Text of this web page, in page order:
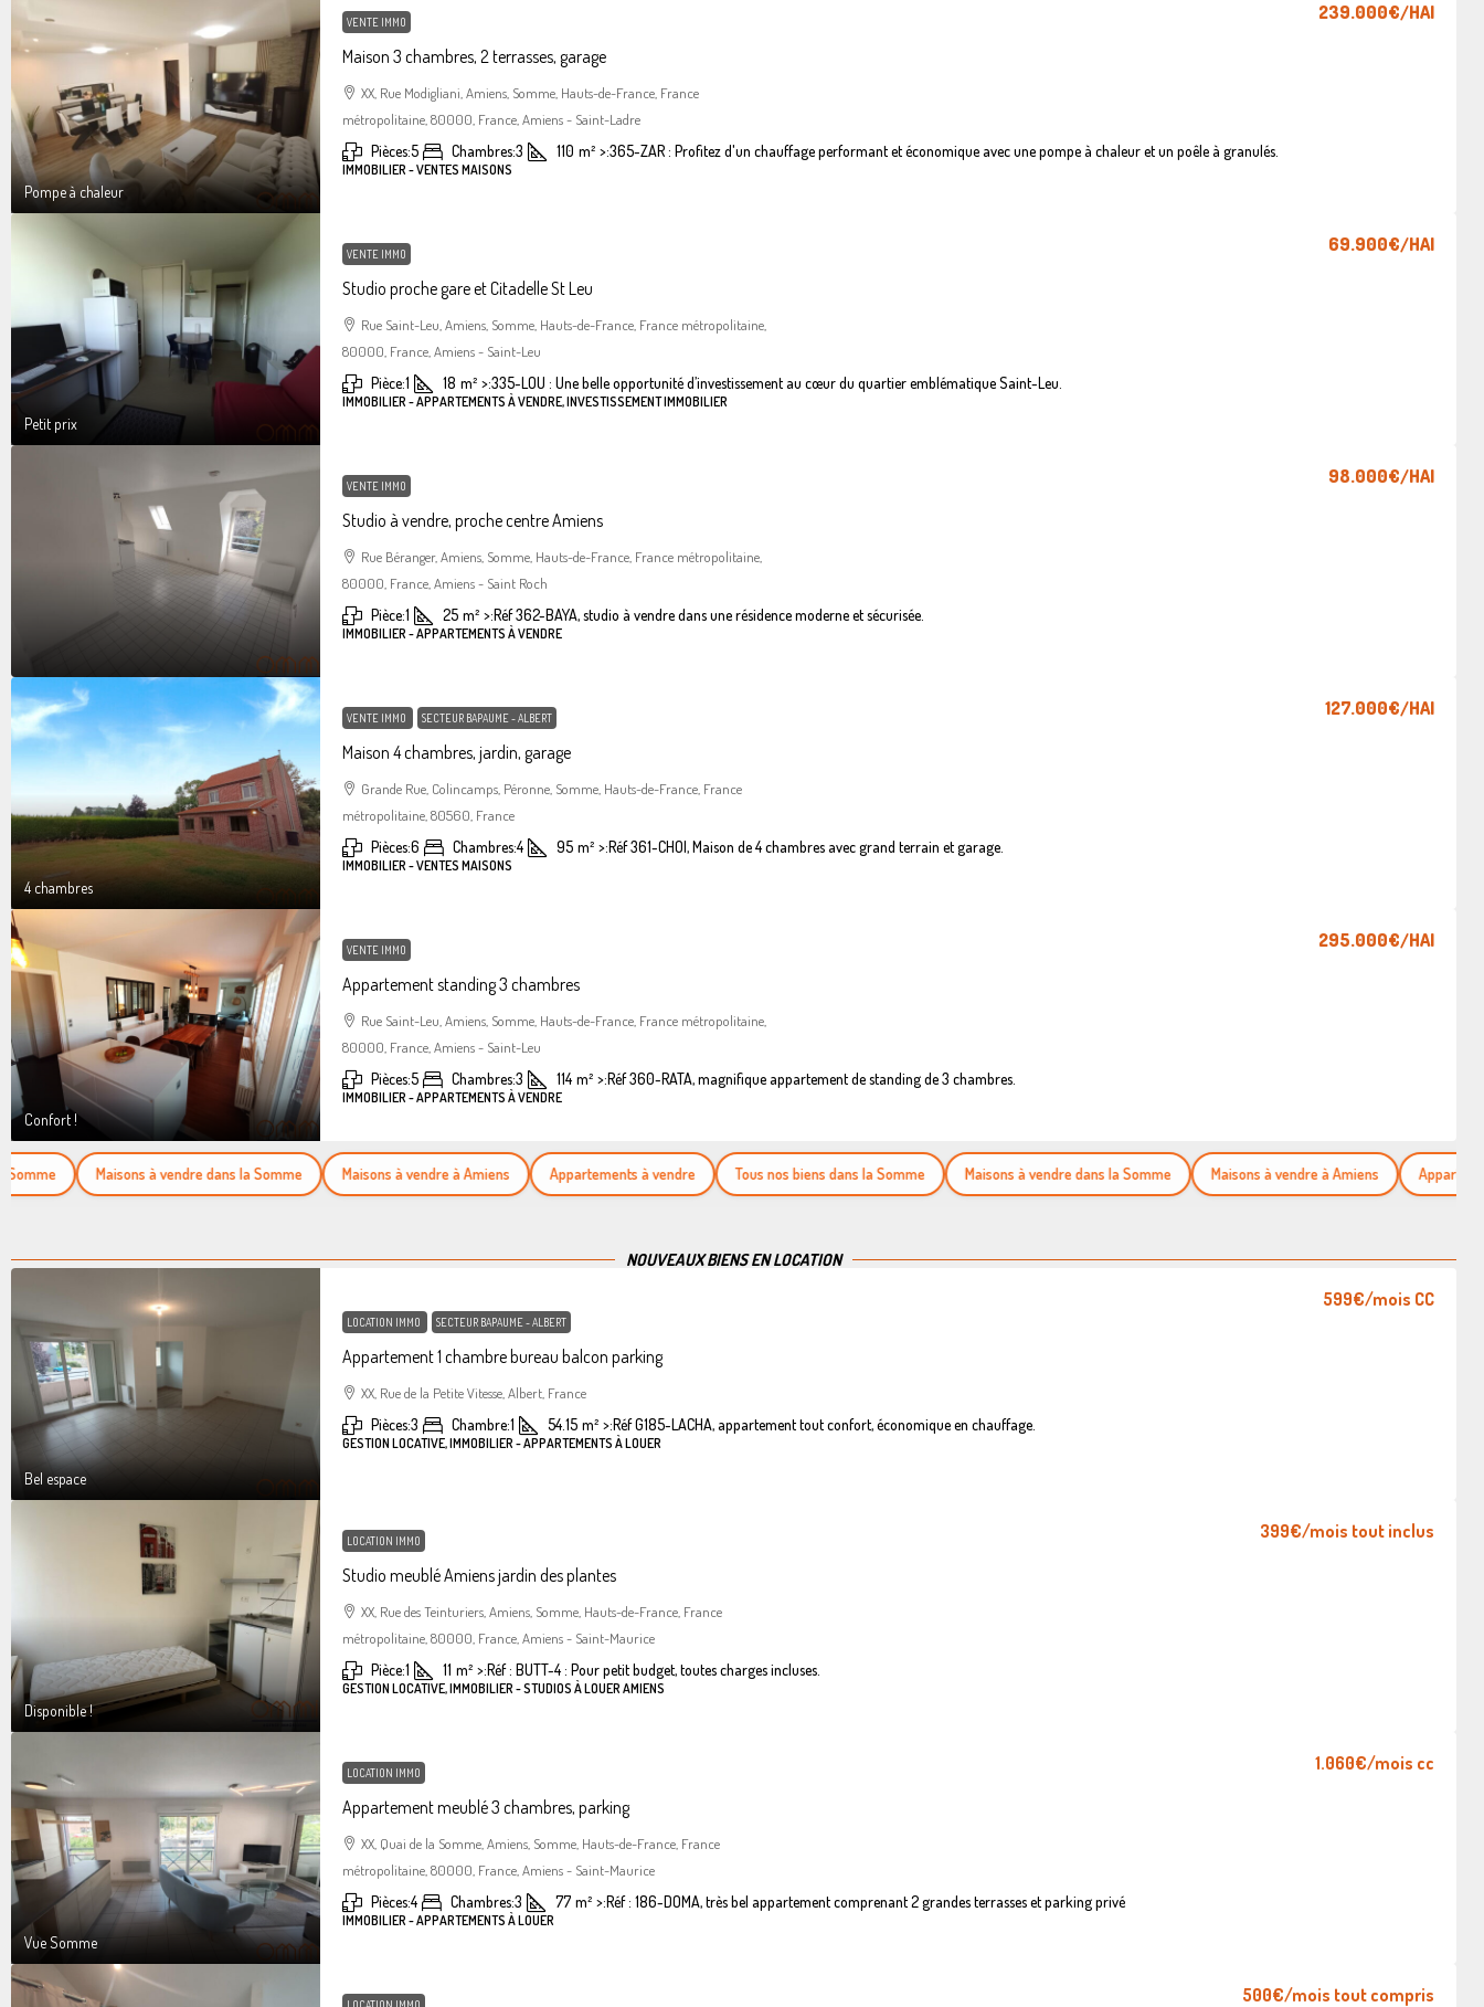
Pompe à chaleur
VENTE IMMO
Maison 3 chambres, 2 terrasses, garage
239.000€/HAI
XX, Rue Modigliani, Amiens, Somme, Hauts-de-France, France
métropolitaine, 80000, France, Amiens - Saint-Ladre
Pièces:5 Chambres:3 110 m² >:365-ZAR : Profitez d'un chauffage performant et économique avec une pompe à chaleur et un poêle à granulés.
IMMOBILIER - VENTES MAISONS
Petit prix
VENTE IMMO
Studio proche gare et Citadelle St Leu
69.900€/HAI
Rue Saint-Leu, Amiens, Somme, Hauts-de-France, France métropolitaine,
80000, France, Amiens - Saint-Leu
Pièce:1 18 m² >:335-LOU : Une belle opportunité d’investissement au cœur du quartier emblématique Saint-Leu.
IMMOBILIER - APPARTEMENTS À VENDRE, INVESTISSEMENT IMMOBILIER
VENTE IMMO
Studio à vendre, proche centre Amiens
98.000€/HAI
Rue Béranger, Amiens, Somme, Hauts-de-France, France métropolitaine,
80000, France, Amiens - Saint Roch
Pièce:1 25 m² >:Réf 362-BAYA, studio à vendre dans une résidence moderne et sécurisée.
IMMOBILIER - APPARTEMENTS À VENDRE
4 chambres
VENTE IMMO SECTEUR BAPAUME - ALBERT
Maison 4 chambres, jardin, garage
127.000€/HAI
Grande Rue, Colincamps, Péronne, Somme, Hauts-de-France, France
métropolitaine, 80560, France
Pièces:6 Chambres:4 95 m² >:Réf 361-CHOI, Maison de 4 chambres avec grand terrain et garage.
IMMOBILIER - VENTES MAISONS
Confort !
VENTE IMMO
Appartement standing 3 chambres
295.000€/HAI
Rue Saint-Leu, Amiens, Somme, Hauts-de-France, France métropolitaine,
80000, France, Amiens - Saint-Leu
Pièces:5 Chambres:3 114 m² >:Réf 360-RATA, magnifique appartement de standing de 3 chambres.
IMMOBILIER - APPARTEMENTS À VENDRE
Maisons à vendre dans la Somme Maisons à vendre à Amiens Appartements à vendre Tous nos biens dans la Somme Maisons à vendre dans la Somme Maisons à vendre à Amiens Appartements
NOUVEAUX BIENS EN LOCATION
Bel espace
LOCATION IMMO SECTEUR BAPAUME - ALBERT
Appartement 1 chambre bureau balcon parking
599€/mois CC
XX, Rue de la Petite Vitesse, Albert, France
Pièces:3 Chambre:1 54.15 m² >:Réf G185-LACHA, appartement tout confort, économique en chauffage.
GESTION LOCATIVE, IMMOBILIER - APPARTEMENTS À LOUER
Disponible !
LOCATION IMMO
Studio meublé Amiens jardin des plantes
399€/mois tout inclus
XX, Rue des Teinturiers, Amiens, Somme, Hauts-de-France, France
métropolitaine, 80000, France, Amiens - Saint-Maurice
Pièce:1 11 m² >:Réf : BUTT-4 : Pour petit budget, toutes charges incluses.
GESTION LOCATIVE, IMMOBILIER - STUDIOS À LOUER AMIENS
Vue Somme
LOCATION IMMO
Appartement meublé 3 chambres, parking
1.060€/mois cc
XX, Quai de la Somme, Amiens, Somme, Hauts-de-France, France
métropolitaine, 80000, France, Amiens - Saint-Maurice
Pièces:4 Chambres:3 77 m² >:Réf : 186-DOMA, très bel appartement comprenant 2 grandes terrasses et parking privé
IMMOBILIER - APPARTEMENTS À LOUER
500€/mois tout compris